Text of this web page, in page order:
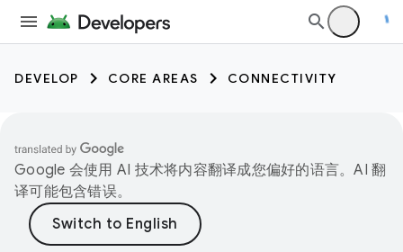
DEVELOP CORE AREAS CONNECTIVITY
Google 会使用 AI 技术将内容翻译成您偏好的语言。AI 翻
译可能包含错误。